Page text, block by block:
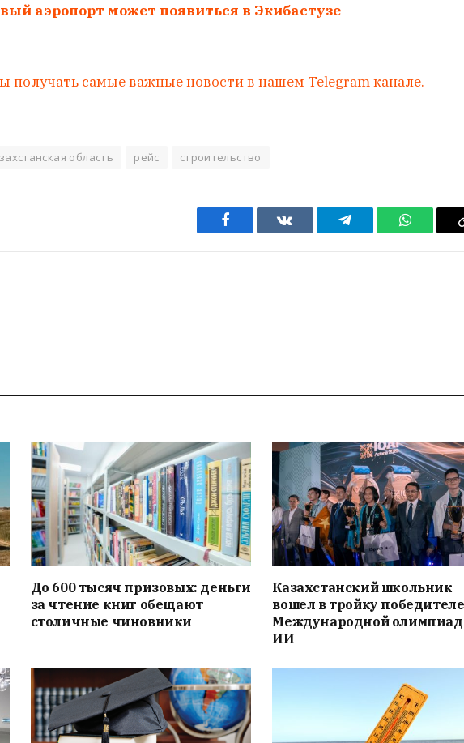
аэропорт может появиться в Экибастузе
получать самые важные новости в нашем Telegram канале.
область рейс строительство
Facebook VKontakteTelegram
До 600 тысяч призовых: деньги
за чтение книг обещают
столичные чиновники
Казахстанский школьник
вошел в тройку
Международной
ИИ